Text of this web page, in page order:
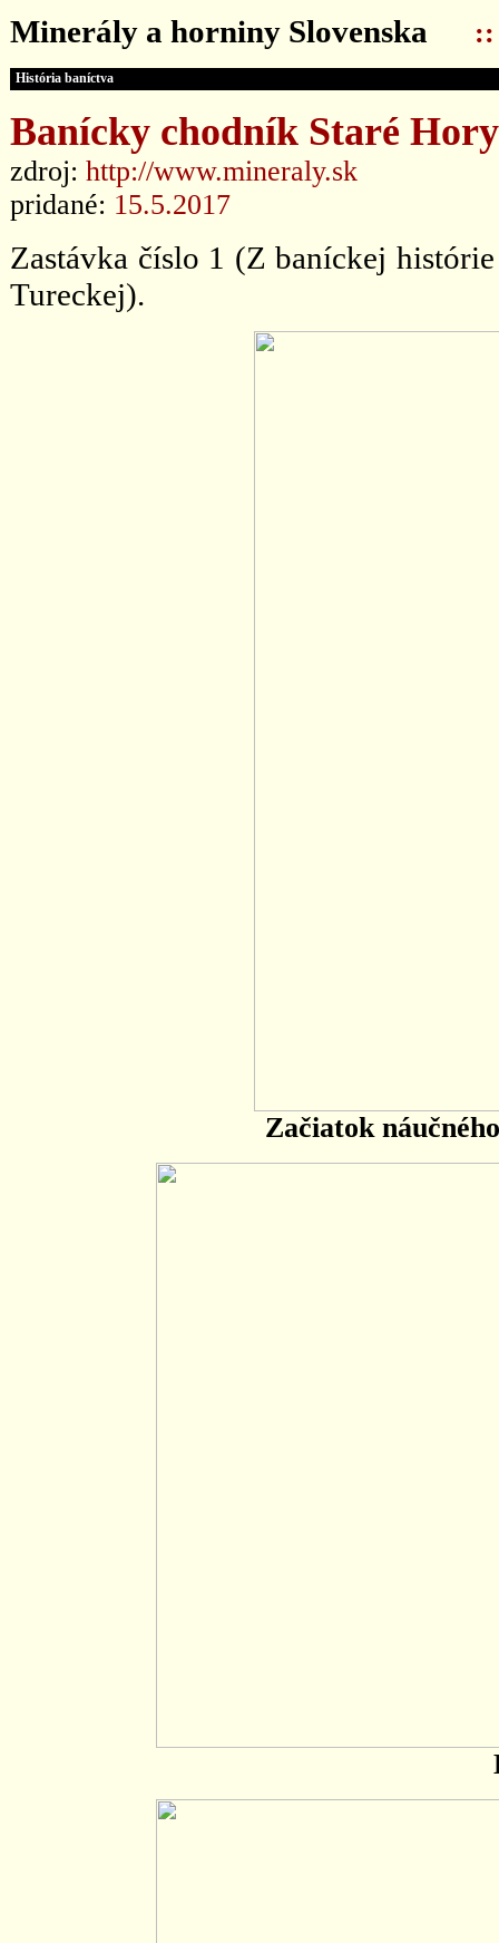
Minerály a horniny Slovenska ::
História baníctva
Banícky chodník Staré
zdroj: http://www.mineraly.sk
pridané: 15.5.2017
Zastávka číslo 1 (Z baníckej
Tureckej).
Začiatok